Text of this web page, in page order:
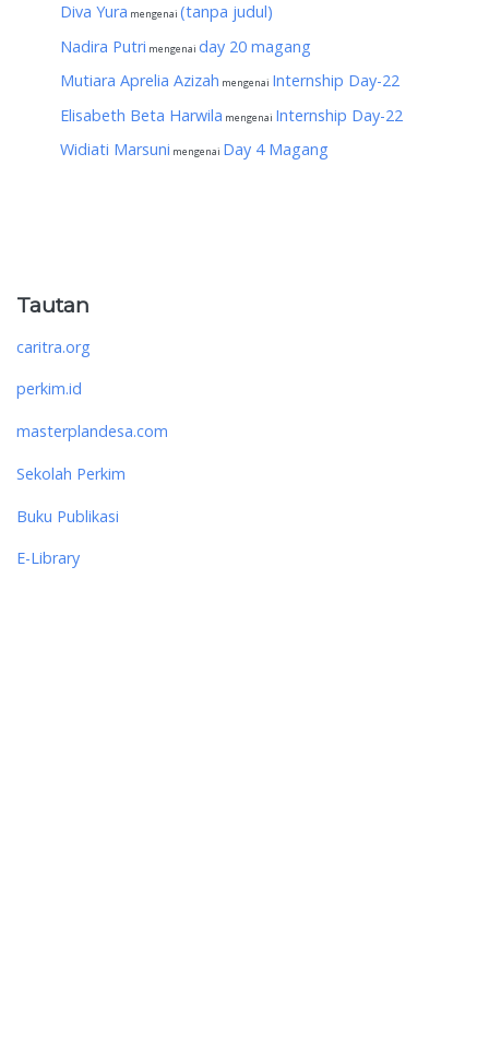
Diva Yura mengenai (tanpa judul)
Nadira Putri mengenai day 20 magang
Mutiara Aprelia Azizah mengenai Internship Day-22
Elisabeth Beta Harwila mengenai Internship Day-22
Widiati Marsuni mengenai Day 4 Magang
Tautan
caritra.org
perkim.id
masterplandesa.com
Sekolah Perkim
Buku Publikasi
E-Library